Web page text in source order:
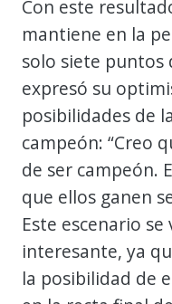
Con este
mantiene en la
solo siete puntos
expresó su
posibilidades de
campeón: “Creo
de ser campeón.
que ellos ganen
Este escenario
interesante, ya
la posibilidad de